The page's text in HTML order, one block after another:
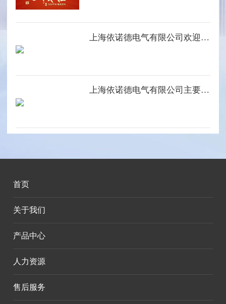
上海依诺德电气有限公司欢迎您的光临
上海依诺德电气有限公司主要产品系列
首页
关于我们
产品中心
人力资源
售后服务